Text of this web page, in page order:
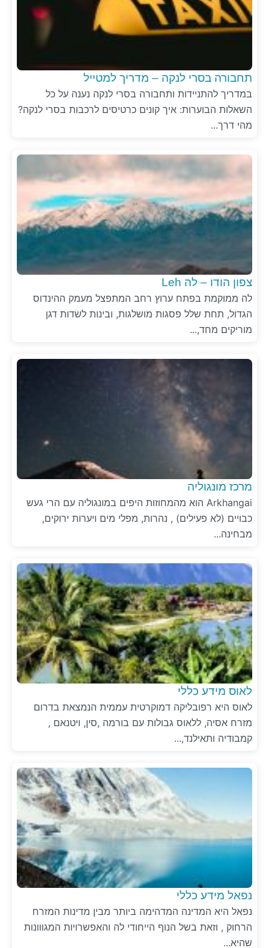
תחבורה בסרי לנקה – מדריך למטייל
במדריך להתניידות ותחבורה בסרי לנקה נענה על כל
השאלות הבוערות: איך קונים כרטיסים לרכבות בסרי לנקה?
מהי דרך...
צפון הודו – לה Leh
לה ממוקמת בפתח ערוץ רחב המתפצל מעמק ההינדוס
הגדול, תחת שלל פסגות מושלגות, ובינות לשדות דגן
מוריקים מחד,...
מרכז מונגוליה
Arkhangai הוא מהמחוזות היפים במונגוליה עם הרי געש
כבויים (לא פעילים) , נהרות, מפלי מים ויערות ירוקים,
מבחינה...
לאוס מידע כללי
לאוס היא רפובליקה דמוקרטית עממית הנמצאת בדרום
מזרח אסיה, ללאוס גבולות עם בורמה ,סין, ויטנאם ,
קמבודיה ותאילנד,...
נפאל מידע כללי
נפאל היא המדינה המדהימה ביותר מבין מדינות המזרח
הרחוק , וזאת בשל הנוף הייחודי לה והאפשרויות המגווונות
שהיא...